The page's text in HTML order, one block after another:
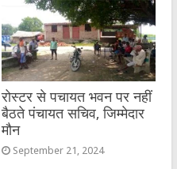
रोस्टर से पचायत भवन पर नहीं
बैठते पंचायत सचिव, जिम्मेदार
मौन
September 21, 2024